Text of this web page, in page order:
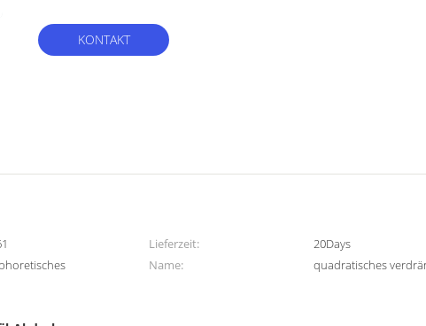
KONTAKT
Lieferzeit:
20Days
Name: quadratisches